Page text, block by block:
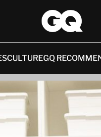
CULTUREGQ